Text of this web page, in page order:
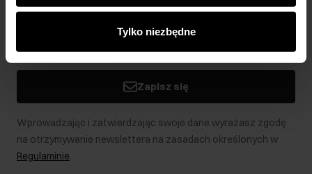
analitycznym. Partnerzy mogą połączyć te informacje z
podczas korzystania z ich usług.
Tylko niezbędne
Zapisz się
Wprowadzając i zatwierdzając swoje dane wyrażasz zgodę
na otrzymywanie newslettera na zasadach określonych w
Regulaminie.